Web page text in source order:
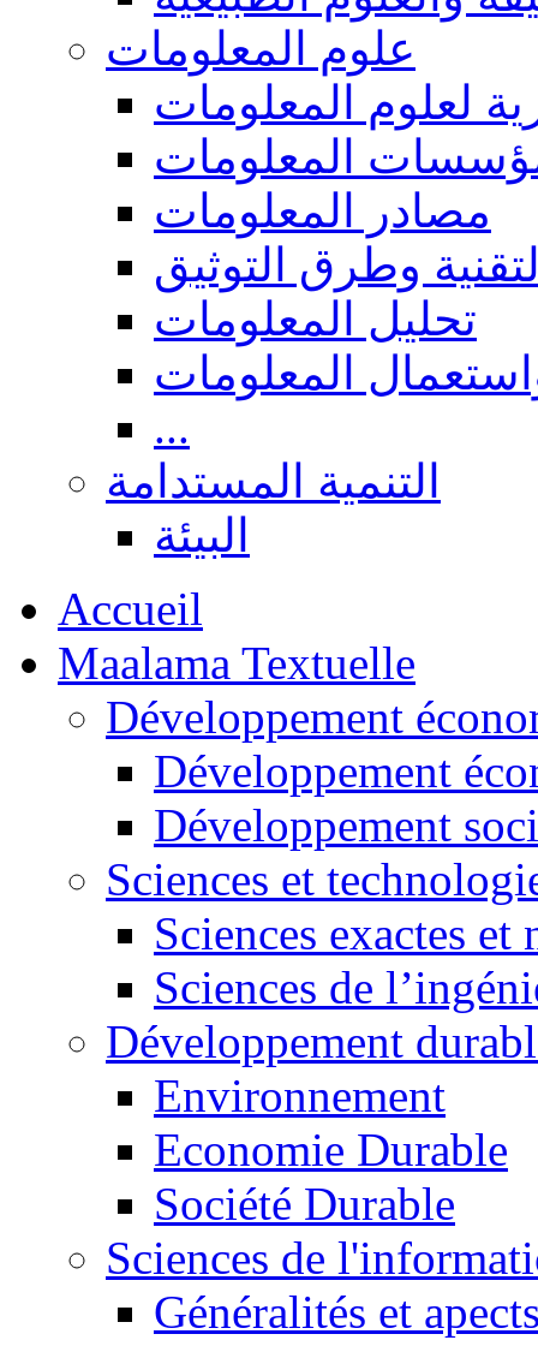
علوم المعلومات
لعلوم المعلومات
المعلومات
مصادر المعلومات
وطرق التوثيق
تحليل المعلومات
المعلومات
...
التنمية المستدامة
البيئة
Accueil
Maalama Textuelle
Développement
Développement
Développement
Sciences et
Sciences exactes et
Sciences de
Développement
Environnement
Economie Durable
Société Durable
Sciences de
Généralités et